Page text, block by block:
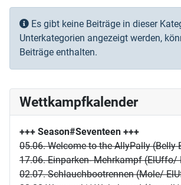
Information
Es gibt keine Beiträge in dieser
Unterkategorien angezeigt werden,
Beiträge enthalten.
Wettkampfkalender
+++ Season#Seventeen +++
05.06. Welcome to the AllyPally (Belly
17.06. Einparken- Mehrkampf (ElUffo/
02.07. Schlauchbootrennen (Mole/